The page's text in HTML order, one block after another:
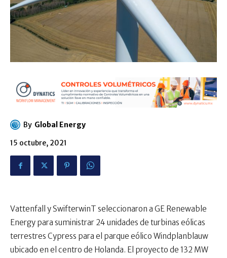
By Global Energy
15 octubre, 2021
Vattenfall y SwifterwinT seleccionaron a GE Renewable
Energy para suministrar 24 unidades de turbinas eólicas
terrestres Cypress para el parque eólico Windplanblauw
ubicado en el centro de Holanda. El proyecto de 132 MW